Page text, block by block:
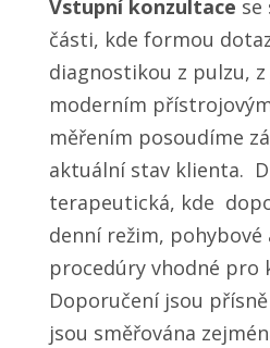
Vstupní konzultace se
části, kde formou
diagnostikou z pulzu, z
moderním
měřením posoudíme
aktuální stav klienta.
terapeutická, kde
denní režim,
procedúry vhodné pro
Doporučení jsou
jsou směřována